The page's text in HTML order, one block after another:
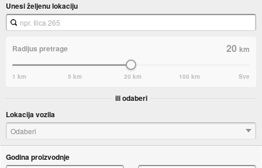
Unesi željenu lokaciju
Radijus pretrage 20km
1 km 5 km 20 km 100 km Sve
ili odaberi
Lokacija vozila
Odaberi
Godina proizvodnje